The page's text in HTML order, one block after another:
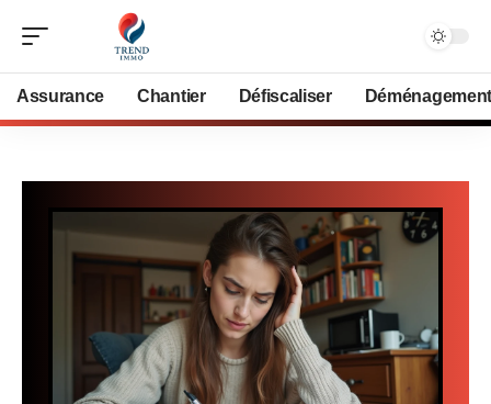
Assurance Chantier Défiscaliser Déménagement